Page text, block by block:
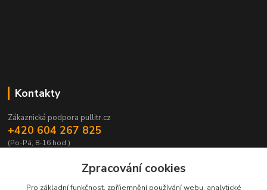
Kontakty
Zákaznická podpora pullitr.cz
+420 604 267 825
(Po-Pá, 8-16 hod.)
Zpracování cookies
Pro základní funkčnost, zpříjemnění používání webu, analytické